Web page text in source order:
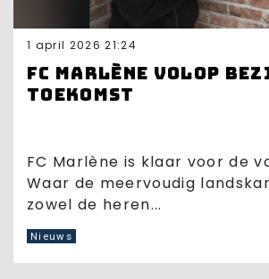
1 april 2026 21:24
FC Marlène volop
toekomst
FC Marlène is klaar voor de
Waar de meervoudig
zowel de heren...
Nieuws